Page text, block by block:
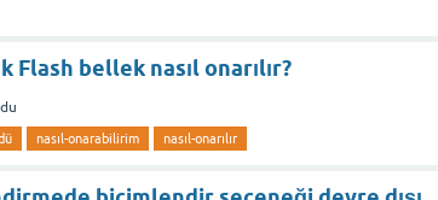
bellek nasıl onarılır?
nasıl-onarabilirim nasıl-onarılır